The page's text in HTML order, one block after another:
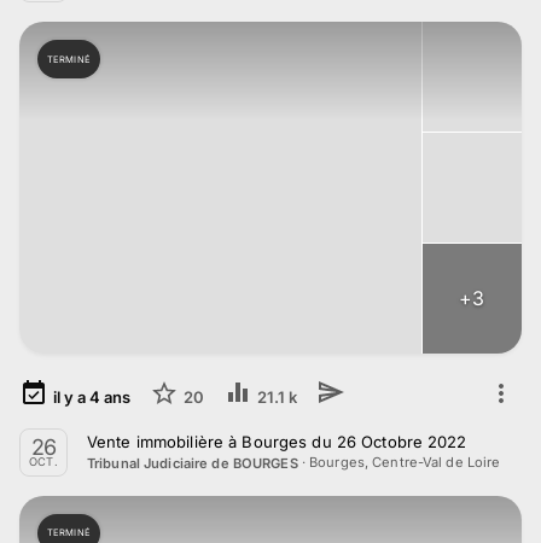
TERMINÉ
+3
il y a4 ans 20 21.1 k
26
OCT.
Vente immobilière à Bourges du 26 Octobre 2022
Tribunal Judiciaire de BOURGES· Bourges, Centre-Val de Loire
TERMINÉ